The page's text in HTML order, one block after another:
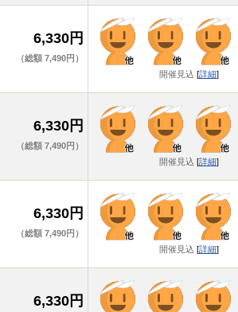
6,330円
（総額 7,490円）
開催見込 [詳細]
6,330円
（総額 7,490円）
開催見込 [詳細]
6,330円
（総額 7,490円）
開催見込 [詳細]
6,330円